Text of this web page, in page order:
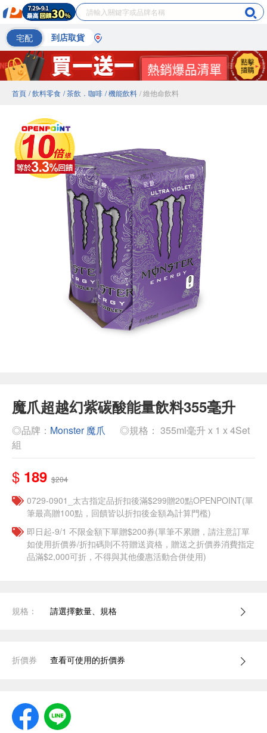
宅配 到店取貨
首頁 / 飲料零食 / 茶飲．咖啡 / 機能飲料 / 維他命飲料
魔爪超越幻紫碳酸能量飲料355毫升
◎品牌： Monster 魔爪
◎規格： 355ml毫升 x 1 x 4Set
組
$ 189 $204
0729-0901_太古指定品折扣後滿$299贈20點OPENPOINT(單
筆最高贈100點，回饋皆以折扣後金額為計算門檻)
即日起-9/1 不限金額下單贈$200券(單筆不累贈，請注意訂單
如使用折價券/折扣碼則不符贈送資格，贈送之折價券消費指定
品滿$2,000可折，不得與其他優惠活動合併使用)
規格： 請選擇數量、規格
折價券 查看可使用的折價券